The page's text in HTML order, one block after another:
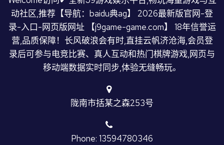
动社区,推荐【导航：baidu典ag】 2026最新版官网-登
录-入口-网页版网址 【j9game-game.com】 18年信誉运
营,品质保障！长风破浪会有时,直挂云帆济沧海,会员登
录后可参与电竞比赛、真人互动和热门棋牌游戏,网页与
移动端数据实时同步,体验无缝畅玩。
陇南市括某之森253号
Phone: 13594780346